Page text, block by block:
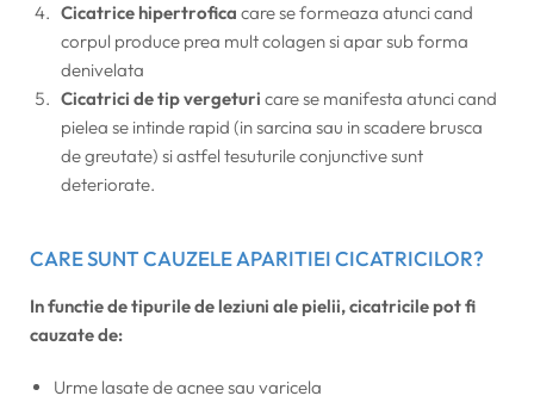
Cicatrice hipertrofica care se formeaza atunci cand
corpul produce prea mult colagen si apar sub forma
denivelata
Cicatrici de tip vergeturi care se manifesta atunci cand
pielea se intinde rapid (in sarcina sau in scadere brusca
de greutate) si astfel tesuturile conjunctive sunt
deteriorate.
CARE SUNT CAUZELE APARITIEI CICATRICILOR?
In functie de tipurile de leziuni ale pielii, cicatricile pot fi
cauzate de:
Urme lasate de acnee sau varicela